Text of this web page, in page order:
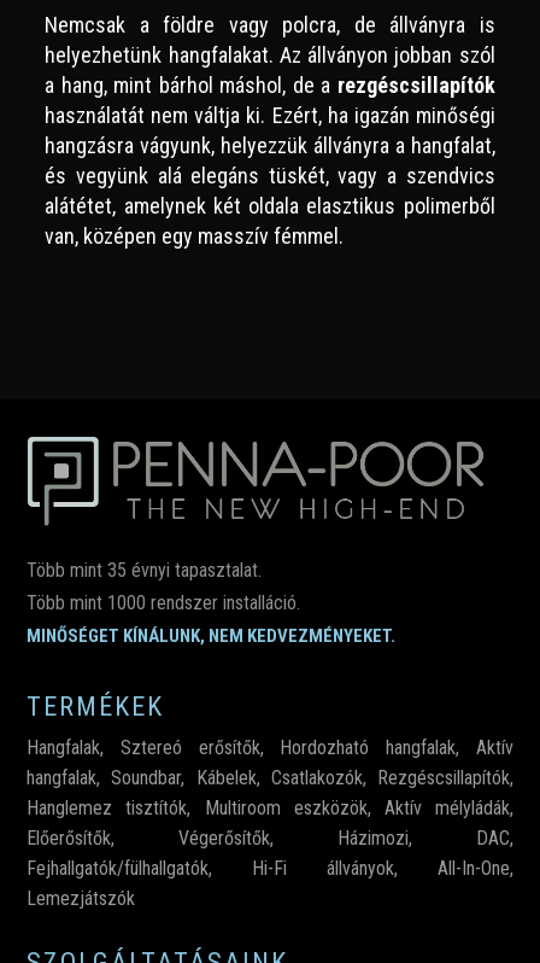
Nemcsak a földre vagy polcra, de állványra is
helyezhetünk hangfalakat. Az állványon jobban szól
a hang, mint bárhol máshol, de a rezgéscsillapítók
használatát nem váltja ki. Ezért, ha igazán minőségi
hangzásra vágyunk, helyezzük állványra a hangfalat,
és vegyünk alá elegáns tüskét, vagy a szendvics
alátétet, amelynek két oldala elasztikus polimerből
van, középen egy masszív fémmel.
Több mint 35 évnyi tapasztalat.
Több mint 1000 rendszer installáció.
MINŐSÉGET KÍNÁLUNK, NEM KEDVEZMÉNYEKET.
TERMÉKEK
Hangfalak,Sztereó erősítők, Hordozható hangfalak, Aktív
hangfalak,Soundbar, Kábelek, Csatlakozók, Rezgéscsillapítók,
Hanglemez tisztítók, Multiroom eszközök, Aktív mélyládák,
Előerősítők,Végerősítők, Házimozi, DAC,
Fejhallgatók/fülhallgatók, Hi-Fi állványok, All-In-One,
Lemezjátszók